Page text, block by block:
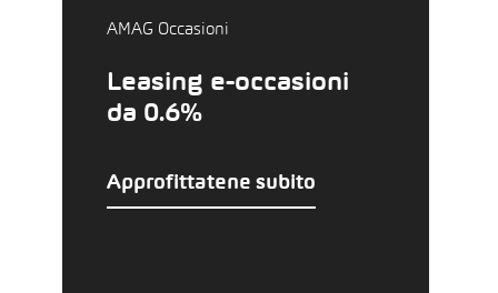
AMAG Occasioni
Leasing e-occasioni
da 0.6%
Approfittatene subito